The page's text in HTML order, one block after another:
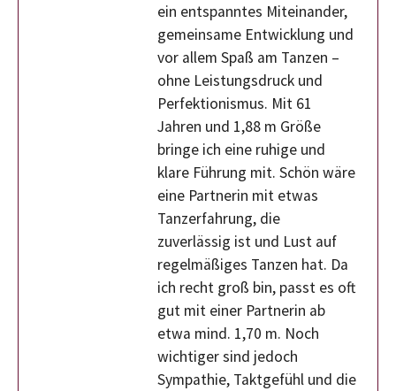
ein entspanntes Miteinander,
gemeinsame Entwicklung und
vor allem Spaß am Tanzen –
ohne Leistungsdruck und
Perfektionismus. Mit 61
Jahren und 1,88 m Größe
bringe ich eine ruhige und
klare Führung mit. Schön wäre
eine Partnerin mit etwas
Tanzerfahrung, die
zuverlässig ist und Lust auf
regelmäßiges Tanzen hat. Da
ich recht groß bin, passt es oft
gut mit einer Partnerin ab
etwa mind. 1,70 m. Noch
wichtiger sind jedoch
Sympathie, Taktgefühl und die